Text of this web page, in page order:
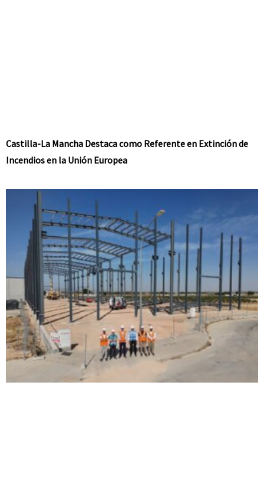
Castilla-La Mancha Destaca como Referente en Extinción de
Incendios en la Unión Europea